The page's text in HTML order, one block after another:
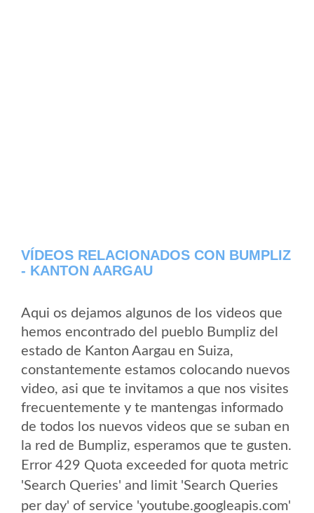
VÍDEOS RELACIONADOS CON BUMPLIZ
- KANTON AARGAU
Aqui os dejamos algunos de los videos que
hemos encontrado del pueblo Bumpliz del
estado de Kanton Aargau en Suiza,
constantemente estamos colocando nuevos
video, asi que te invitamos a que nos visites
frecuentemente y te mantengas informado
de todos los nuevos videos que se suban en
la red de Bumpliz, esperamos que te gusten.
Error 429 Quota exceeded for quota metric
'Search Queries' and limit 'Search Queries
per day' of service 'youtube.googleapis.com'